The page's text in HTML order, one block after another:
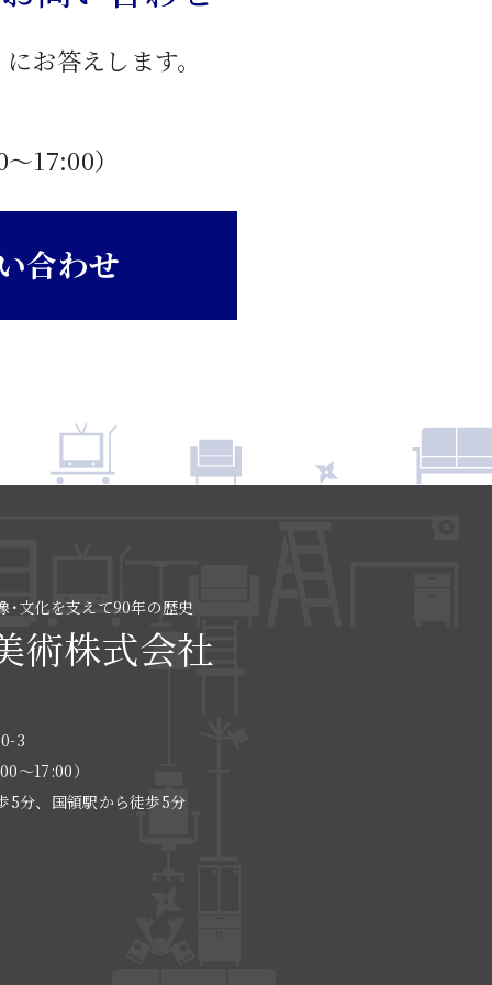
お答えします。
〜17:00）
合わせ
･文化を支えて90年の歴史
術株式会社
3
〜17:00）
分、国領駅から徒歩5分